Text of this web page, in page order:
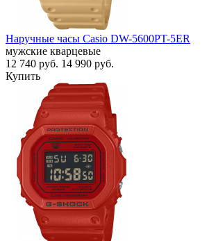
Наручные часы Casio DW-5600PT-5ER
мужские кварцевые
12 740 руб. 14 990 руб.
Купить